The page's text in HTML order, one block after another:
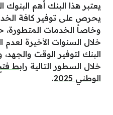
يعتبر هذا البنك أهم
يحرص على توفير كافة
وخاصاً الخدمات
خلال السنوات الأخيرة لعدم
البنك لتوفير الوقت
خلال السطور التالية رابط
الوطني 2025
.